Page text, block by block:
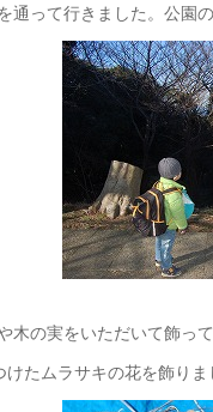
通って行きました。公園
木の実をいただいて飾っ
たムラサキの花を飾りま